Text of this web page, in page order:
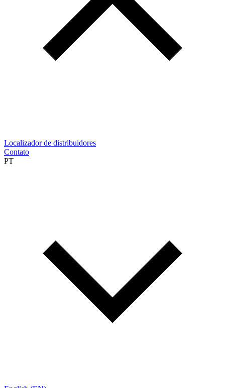
Localizador de distribuidores
Contato
PT